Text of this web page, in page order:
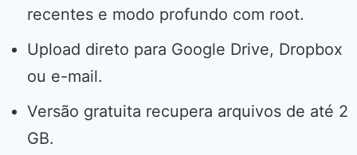
recentes e modo profundo com root.
Upload direto para Google Drive, Dropbox
ou e-mail.
Versão gratuita recupera arquivos de até 2
GB.